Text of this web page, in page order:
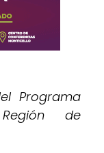
Programa
Región de